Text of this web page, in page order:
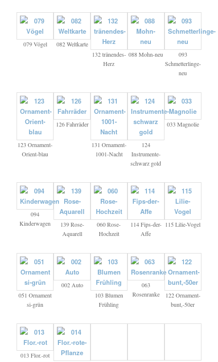
079 Vögel
082 Weltkarte
132 tränendes-
Herz
088 Mohn-neu
093
Schmetterlinge-
neu
123 Ornament-
Orient-blau
126 Fahrräder
131 Ornament-
1001-Nacht
124
Instrumente-
schwarz gold
033 Magnolie
094
Kinderwagen
139 Rose-
Aquarell
060 Rose-
Hochzeit
114 Fips-der-
Affe
115 Lilie-Vogel
051 Ornament
si-grün
002 Auto
103 Blumen
Frühling
063
Rosenranke
122 Ornament-
bunt,-50er
013 Flor.-rot